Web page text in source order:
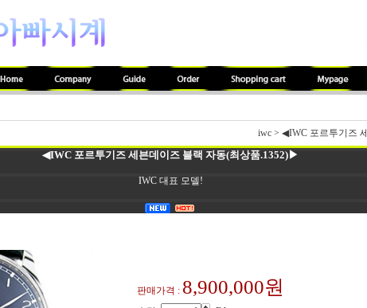
iwc > ◀IWC 포르투기즈
◀IWC 포르투기즈 세븐데이즈 블랙 자동(최상품.1352)▶
IWC 대표 모델!
판매가격 : 8,900,000원